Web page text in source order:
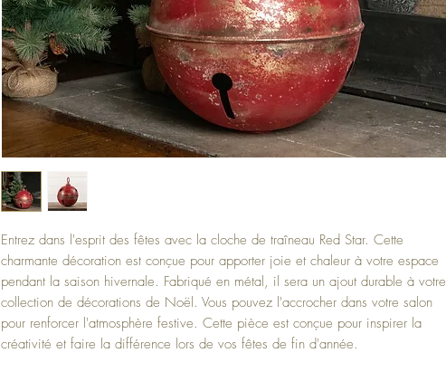
Entrez dans l'esprit des fêtes avec la cloche de traîneau Red Star. Cette
charmante décoration est conçue pour apporter joie et chaleur à votre espace
pendant la saison hivernale. Fabriqué en métal, il sera un ajout durable à votre
collection de décorations de Noël. Vous pouvez l'accrocher dans votre salon
pour renforcer l'atmosphère festive. Cette pièce est conçue pour inspirer la
créativité et faire la différence lors de vos fêtes de fin d'année.